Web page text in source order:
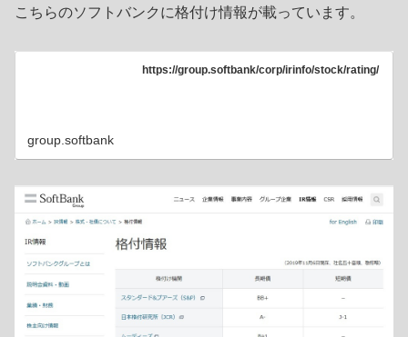
こちらのソフトバンクに格付け情報が載っています。
https://group.softbank/corp/irinfo/stock/rating/
group.softbank